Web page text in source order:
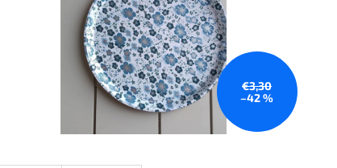
€3,30
–42 %